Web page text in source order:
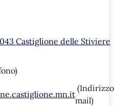
Castiglione delle Stiviere
(Indirizzo
mail)